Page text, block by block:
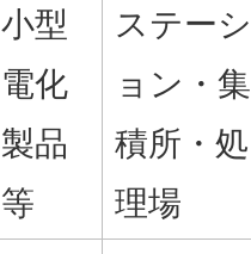
小型
電化
製品
等
ステーシ
ョン・集
積所・処
理場